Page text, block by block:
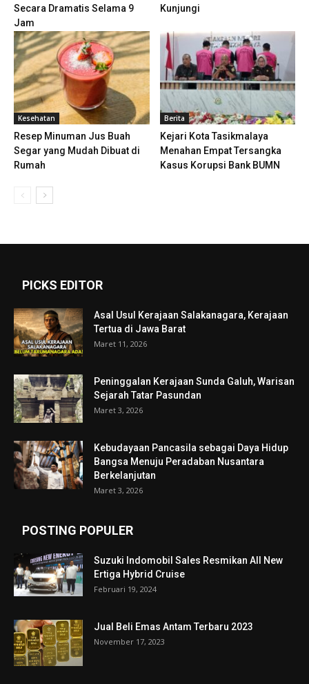
Secara Dramatis Selama 9
Jam
Kunjungi
Kesehatan
Resep Minuman Jus Buah
Segar yang Mudah Dibuat di
Rumah
Berita
Kejari Kota Tasikmalaya
Menahan Empat Tersangka
Kasus Korupsi Bank BUMN
PICKS EDITOR
Asal Usul Kerajaan Salakanagara, Kerajaan
Tertua di Jawa Barat
Maret 11, 2026
Peninggalan Kerajaan Sunda Galuh, Warisan
Sejarah Tatar Pasundan
Maret 3, 2026
Kebudayaan Pancasila sebagai Daya Hidup
Bangsa Menuju Peradaban Nusantara
Berkelanjutan
Maret 3, 2026
POSTING POPULER
Suzuki Indomobil Sales Resmikan All New
Ertiga Hybrid Cruise
Februari 19, 2024
Jual Beli Emas Antam Terbaru 2023
November 17, 2023